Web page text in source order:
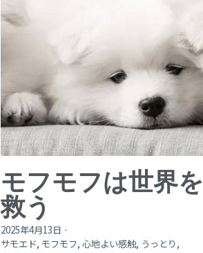
モフモフは世界を
救う
2025年4月13日 ·
サモエド, モフモフ, 心地よい感触, うっとり,